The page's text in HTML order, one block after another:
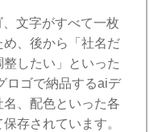
文字がすべて一枚
、後から「社名だ
したい」といった
ロゴで納品するaiデ
、配色といった各
存されています。